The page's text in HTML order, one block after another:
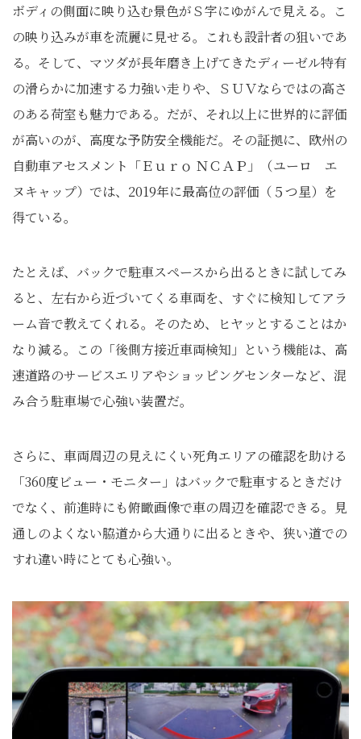
ボディの側面に映り込む景色がＳ字にゆがんで見える。こ
の映り込みが車を流麗に見せる。これも設計者の狙いであ
る。そして、マツダが長年磨き上げてきたディーゼル特有
の滑らかに加速する力強い走りや、ＳＵＶならではの高さ
のある荷室も魅力である。だが、それ以上に世界的に評価
が高いのが、高度な予防安全機能だ。その証拠に、欧州の
自動車アセスメント「Ｅｕｒｏ ＮＣＡＰ」（ユーロ エ
ヌキャップ）では、2019年に最高位の評価（５つ星）を
得ている。
たとえば、バックで駐車スペースから出るときに試してみ
ると、左右から近づいてくる車両を、すぐに検知してアラ
ーム音で教えてくれる。そのため、ヒヤッとすることはか
なり減る。この「後側方接近車両検知」という機能は、高
速道路のサービスエリアやショッピングセンターなど、混
み合う駐車場で心強い装置だ。
さらに、車両周辺の見えにくい死角エリアの確認を助ける
「360度ビュー・モニター」はバックで駐車するときだけ
でなく、前進時にも俯瞰画像で車の周辺を確認できる。見
通しのよくない脇道から大通りに出るときや、狭い道での
すれ違い時にとても心強い。